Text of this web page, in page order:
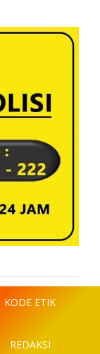
KODE ETIK
REDAKSI